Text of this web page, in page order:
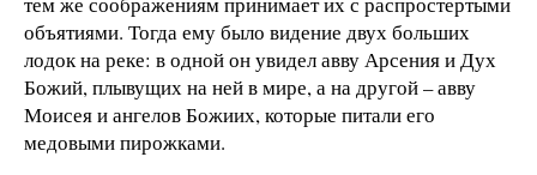
объятиями. Тогда ему было видение двух больших
лодок на реке: в одной он увидел авву Арсения и Дух
Божий, плывущих на ней в мире, а на другой – авву
Моисея и ангелов Божиих, которые питали его
медовыми пирожками.